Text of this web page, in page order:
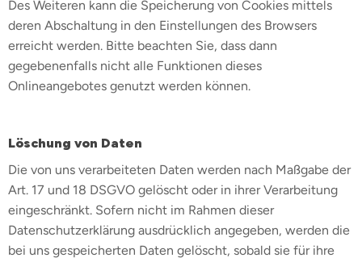
Des Weiteren kann die Speicherung von Cookies mittels
deren Abschaltung in den Einstellungen des Browsers
erreicht werden. Bitte beachten Sie, dass dann
gegebenenfalls nicht alle Funktionen dieses
Onlineangebotes genutzt werden können.
Löschung von Daten
Die von uns verarbeiteten Daten werden nach Maßgabe der
Art. 17 und 18 DSGVO gelöscht oder in ihrer Verarbeitung
eingeschränkt. Sofern nicht im Rahmen dieser
Datenschutzerklärung ausdrücklich angegeben, werden die
bei uns gespeicherten Daten gelöscht, sobald sie für ihre